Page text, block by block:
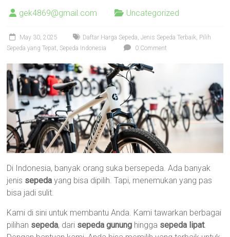
gek4869@gmail.com Uncategorized
May 30, 2025 Daftar Harga Sepeda,Jenis Sepeda Terbaik, Pilih
Sepeda yang Tepat, Sepeda Indonesia 0 Comment
Di Indonesia, banyak orang suka bersepeda. Ada banyak
jenis sepeda yang bisa dipilih. Tapi, menemukan yang pas
bisa jadi sulit.
Kami di sini untuk membantu Anda. Kami tawarkan berbagai
pilihan sepeda, dari sepeda gunung hingga sepeda lipat.